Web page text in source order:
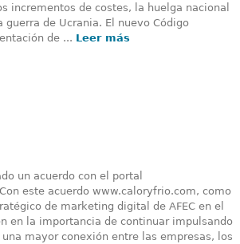
incrementos de costes, la huelga nacional
de Ucrania. El nuevo Código
de ... Leer más
un acuerdo con el portal
este acuerdo www.caloryfrio.com, como
de marketing digital de AFEC en el
en la importancia de continuar impulsando
mayor conexión entre las empresas, los